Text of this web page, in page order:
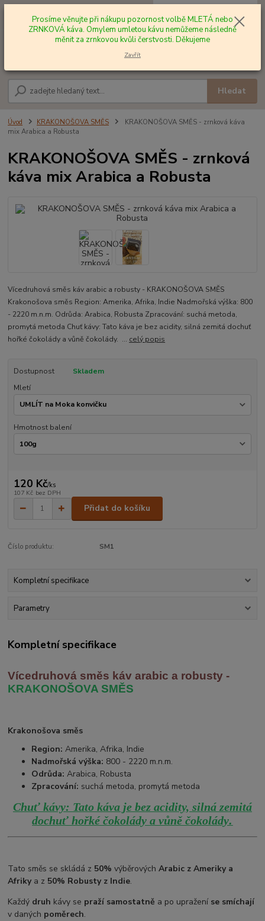
Hledat
+420 602 577 209 za0,00 Kč
Úvod KRAKONOŠOVA SMĚS
KRAKONOŠOVA SMĚS - zrnková káva
mix Arabica a Robusta
KRAKONOŠOVA SMĚS - zrnková
káva mix Arabica a Robusta
Vícedruhová směs káv arabic a robusty - KRAKONOŠOVA SMĚS
Krakonošova směs Region: Amerika, Afrika, Indie Nadmořská výška: 800
- 2220 m.n.m. Odrůda: Arabica, Robusta Zpracování: suchá metoda,
promytá metoda Chuť kávy: Tato káva je bez acidity, silná zemitá dochuť
hořké čokolády a vůně čokolády. ... celý popis
Dostupnost
Skladem
Mletí
Hmotnost balení
120 Kč/ks
107 Kč bez DPH
Přidat do košíku
Číslo produktu: SM1
Kompletní specifikace
Parametry
Kompletní specifikace
Vícedruhová směs káv arabic a robusty -
KRAKONOŠOVA SMĚS
Krakonošova směs
Region: Amerika, Afrika, Indie
Nadmořská výška: 800 - 2220 m.n.m.
Odrůda: Arabica, Robusta
Zpracování: suchá metoda, promytá metoda
Chuť kávy: Tato káva je bez acidity, silná zemitá
dochuť hořké čokolády a vůně čokolády.
Tato směs se skládá z 50% výběrovýchArabic z Ameriky a
Afrikya z 50% Robusty z Indie.
Každý druh kávy se praží samostatně a po upražení se smíchají
v daných poměrech.
Prosíme věnujte při nákupu pozornost volbě MLETÁ nebo
ZRNKOVÁ káva. Omylem umletou kávu nemůžeme následně
měnit za zrnkovou kvůli čerstvosti. Děkujeme
Zavřít